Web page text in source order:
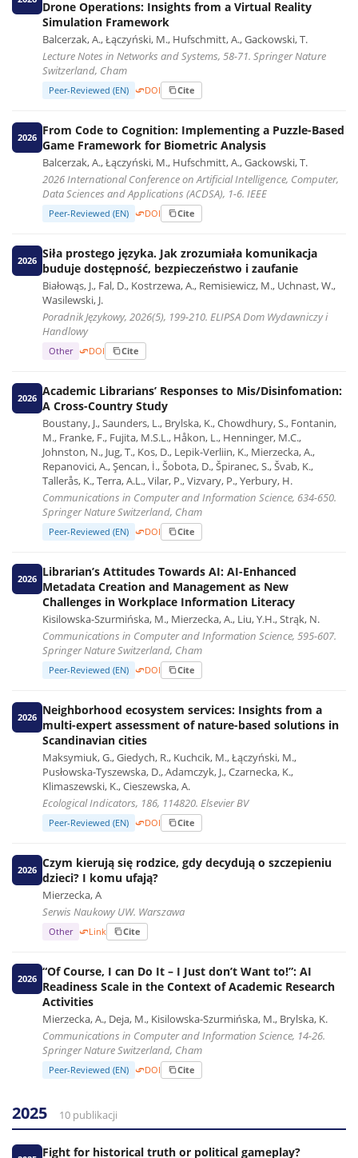
Drone Operations: Insights from a Virtual Reality
Simulation Framework
Balcerzak, A., Łączyński, M., Hufschmitt, A., Gackowski, T.
Lecture Notes in Networks and Systems, 58-71. Springer Nature
Switzerland, Cham
Peer-Reviewed (EN) DOI Cite
2026 From Code to Cognition: Implementing a Puzzle-Based
Game Framework for Biometric Analysis
Balcerzak, A., Łączyński, M., Hufschmitt, A., Gackowski, T.
2026 International Conference on Artificial Intelligence, Computer,
Data Sciences and Applications (ACDSA), 1-6. IEEE
Peer-Reviewed (EN) DOI Cite
2026 Siła prostego języka. Jak zrozumiała komunikacja
buduje dostępność, bezpieczeństwo i zaufanie
Białowąs, J., Fal, D., Kostrzewa, A., Remisiewicz, M., Uchnast, W.,
Wasilewski, J.
Poradnik Językowy, 2026(5), 199-210. ELIPSA Dom Wydawniczy i
Handlowy
Other DOI Cite
2026 Academic Librarians’ Responses to Mis/Disinfomation:
A Cross-Country Study
Boustany, J., Saunders, L., Brylska, K., Chowdhury, S., Fontanin,
M., Franke, F., Fujita, M.S.L., Håkon, L., Henninger, M.C.,
Johnston, N., Jug, T., Kos, D., Lepik-Verliin, K., Mierzecka, A.,
Repanovici, A., Şencan, İ., Šobota, D., Špiranec, S., Švab, K.,
Tallerås, K., Terra, A.L., Vilar, P., Vizvary, P., Yerbury, H.
Communications in Computer and Information Science, 634-650.
Springer Nature Switzerland, Cham
Peer-Reviewed (EN) DOI Cite
2026 Librarian’s Attitudes Towards AI: AI-Enhanced
Metadata Creation and Management as New
Challenges in Workplace Information Literacy
Kisilowska-Szurmińska, M., Mierzecka, A., Liu, Y.H., Strąk, N.
Communications in Computer and Information Science, 595-607.
Springer Nature Switzerland, Cham
Peer-Reviewed (EN) DOI Cite
2026 Neighborhood ecosystem services: Insights from a
multi-expert assessment of nature-based solutions in
Scandinavian cities
Maksymiuk, G., Giedych, R., Kuchcik, M., Łączyński, M.,
Pusłowska-Tyszewska, D., Adamczyk, J., Czarnecka, K.,
Klimaszewski, K., Cieszewska, A.
Ecological Indicators, 186, 114820. Elsevier BV
Peer-Reviewed (EN) DOI Cite
2026 Czym kierują się rodzice, gdy decydują o szczepieniu
dzieci? I komu ufają?
Mierzecka, A
Serwis Naukowy UW. Warszawa
Other Link Cite
2026 “Of Course, I can Do It – I Just don’t Want to!”: AI
Readiness Scale in the Context of Academic Research
Activities
Mierzecka, A., Deja, M., Kisilowska-Szurmińska, M., Brylska, K.
Communications in Computer and Information Science, 14-26.
Springer Nature Switzerland, Cham
Peer-Reviewed (EN) DOI Cite
2025 10 publikacji
Fight for historical truth or political gameplay?